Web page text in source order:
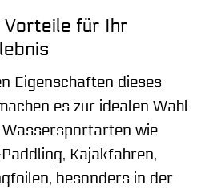
für Ihr
Eigenschaften dieses
es zur idealen Wahl
wie
Kajakfahren,
besonders in der